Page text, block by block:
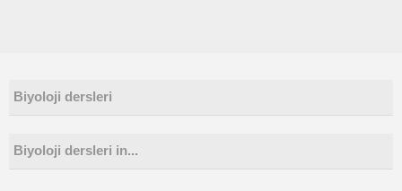
Biyoloji dersleri
Biyoloji dersleri in...